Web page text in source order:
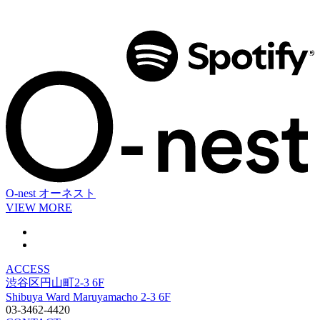
O-nest オーネスト
VIEW MORE
ACCESS
渋谷区円山町2-3 6F
Shibuya Ward Maruyamacho 2-3 6F
03-3462-4420